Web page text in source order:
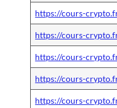
https://cours-
https://cours-
https://cours-
https://cours-
https://cours-